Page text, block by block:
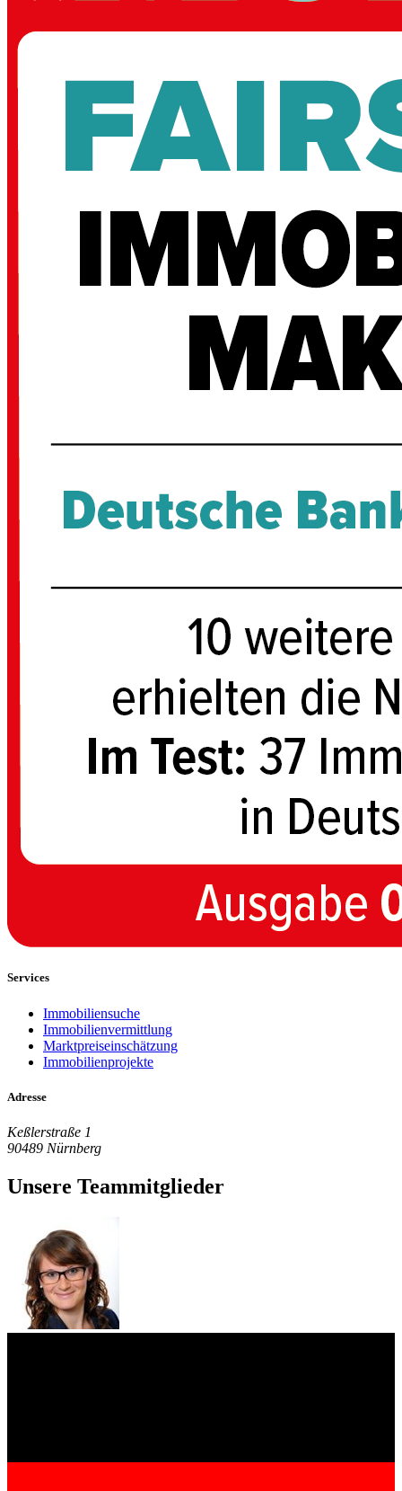
Services
Immobiliensuche
Immobilienvermittlung
Marktpreiseinschätzung
Immobilienprojekte
Adresse
Keßlerstraße 1
90489 Nürnberg
Unsere Teammitglieder